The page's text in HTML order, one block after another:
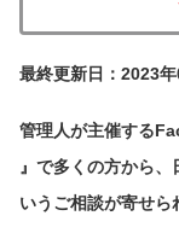
最終更新日：2023年
管理人が主催する
』で多くの方から
いうご相談が寄せら